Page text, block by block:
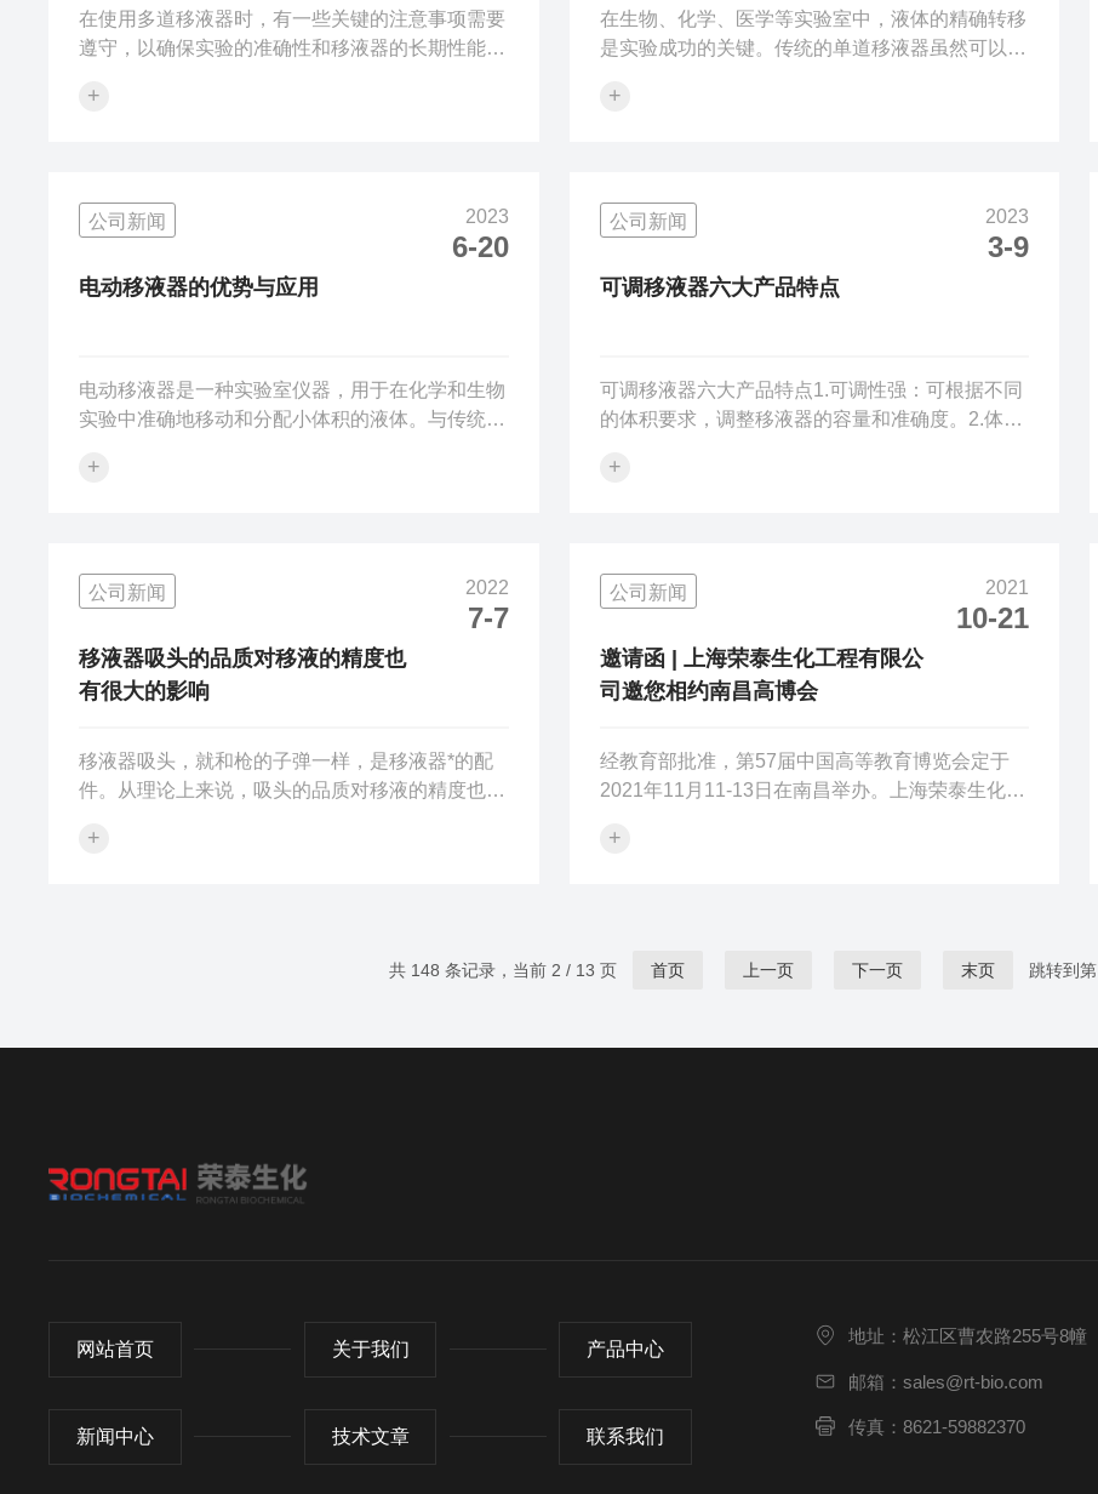
在使用多道移液器时，有一些关键的注意事项需要
遵守，以确保实验的准确性和移液器的长期性能。
行液体转移时，务必确保所选择的容量校准值在移
这包括对移液器的各个部件进行检查，确保它们处
于良好的工作状态。3.在进行校准时，应严格遵循
校准说明文件的指导。通常情况下，建议每6个月
+
在生物、化学、医学等实验室中，液体的精确转移
是实验成功的关键。传统的单道移液器虽然可以满
量实验时，其效率就显得有些捉襟见肘了。这时，
和排放多个样品，大大提高了实验效率。而且，多
道移液器还具有精确度高、操作简便、耐用性强等
优点，成为了实验室中的得力助手。首先，多道移
+
公司新闻 2023
6-20
电动移液器的优势与应用
电动移液器是一种实验室仪器，用于在化学和生物
实验中准确地移动和分配小体积的液体。与传统的
所述：1.自动化程度高：电动移液器使用电机驱
过编程来控制液体的吸取和分配，可以保证非常高
的精度和重复性，避免了由于人为因素导致的误
差。3.多功能性强：电动移液器通常配备有多个头
部，可以同时处理多种不同的样品和试剂，...
+
公司新闻 2023
3-9
可调移液器六大产品特点
可调移液器六大产品特点1.可调性强：可根据不同
的体积要求，调整移液器的容量和准确度。2.体积
到毫升不等。3.容易使用：可调移液器使用简单，
液器能够极大地节约实验时间，减少搬运液体的次
数。6.经济实用：可调移液器的设计经济实用，成
本低，易于维护和清洁
+
公司新闻 2022
7-7
移液器吸头的品质对移液的精度也
有很大的影响
移液器吸头，就和枪的子弹一样，是移液器*的配
件。从理论上来说，吸头的品质对移液的精度也有
一、特殊吸头。特殊吸头是针对特殊样品或者特殊
吸头尖部口径大于一般吸头，主要用于移取蛋白质
取粘性液体；第四类是加长吸头：主要用于在容...
+
公司新闻 2021
10-21
邀请函 | 上海荣泰生化工程有限公
司邀您相约南昌高博会
经教育部批准，第57届中国高等教育博览会定于
2021年11月11-13日在南昌举办。上海荣泰生化工
是一家专业生产及研发实验分析仪器、实验耗材的
荣泰生化工程有限公司经验累累。公司打造了一条
ISO9001、CE认证。这些...
+
共 148 条记录，当前 2 / 13 页 首页 上一页 下一页 末页 跳转到第
网站首页 关于我们 产品中心
新闻中心 技术文章 联系我们
地址：松江区曹农路255号8幢
邮箱：sales@rt-bio.com
传真：8621-59882370